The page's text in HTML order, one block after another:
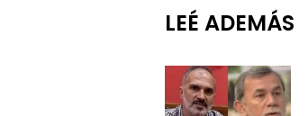
LEÉ ADEMÁS